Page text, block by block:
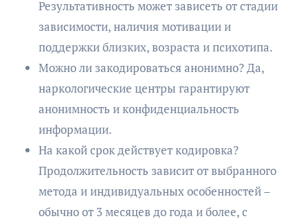
Результативность может зависеть от стадии
зависимости, наличия мотивации и
поддержки близких, возраста и психотипа.
Можно ли закодироваться анонимно? Да,
наркологические центры гарантируют
анонимность и конфиденциальность
информации.
На какой срок действует кодировка?
Продолжительность зависит от выбранного
метода и индивидуальных особенностей –
обычно от 3 месяцев до года и более, с